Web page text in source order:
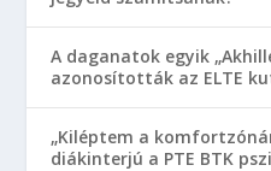
A daganatok egyik
azonosították az ELTE
„Kiléptem a
diákinterjú a PTE BTK